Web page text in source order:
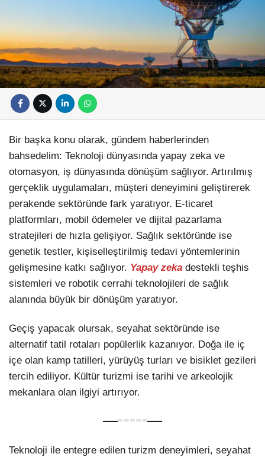
Bir başka konu olarak, gündem haberlerinden
bahsedelim: Teknoloji dünyasında yapay zeka ve
otomasyon, iş dünyasında dönüşüm sağlıyor. Artırılmış
gerçeklik uygulamaları, müşteri deneyimini geliştirerek
perakende sektöründe fark yaratıyor. E-ticaret
platformları, mobil ödemeler ve dijital pazarlama
stratejileri de hızla gelişiyor. Sağlık sektöründe ise
genetik testler, kişiselleştirilmiş tedavi yöntemlerinin
gelişmesine katkı sağlıyor. Yapay zeka destekli teşhis
sistemleri ve robotik cerrahi teknolojileri de sağlık
alanında büyük bir dönüşüm yaratıyor.
Geçiş yapacak olursak, seyahat sektöründe ise
alternatif tatil rotaları popülerlik kazanıyor. Doğa ile iç
içe olan kamp tatilleri, yürüyüş turları ve bisiklet gezileri
tercih ediliyor. Kültür turizmi ise tarihi ve arkeolojik
mekanlara olan ilgiyi artırıyor.
Teknoloji ile entegre edilen turizm deneyimleri, seyahat